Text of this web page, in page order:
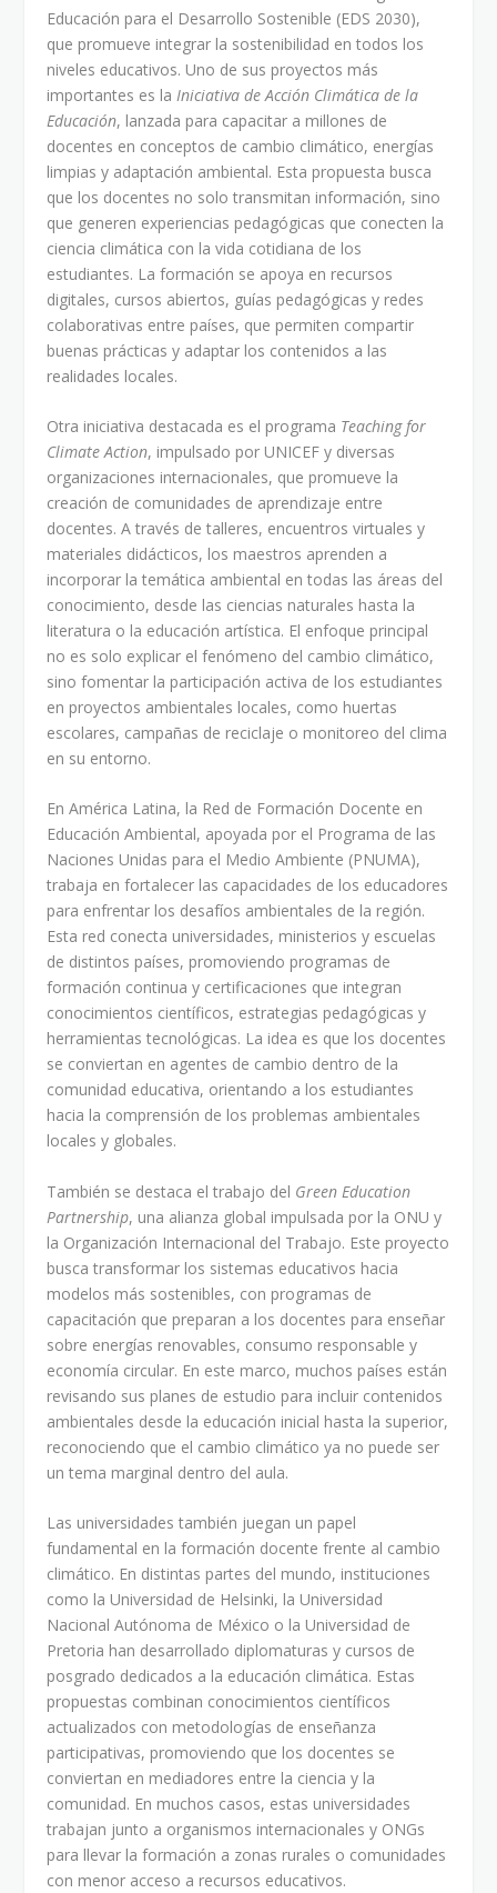
Educación para el Desarrollo Sostenible (EDS 2030),
que promueve integrar la sostenibilidad en todos los
niveles educativos. Uno de sus proyectos más
importantes es la Iniciativa de Acción Climática de la
Educación, lanzada para capacitar a millones de
docentes en conceptos de cambio climático, energías
limpias y adaptación ambiental. Esta propuesta busca
que los docentes no solo transmitan información, sino
que generen experiencias pedagógicas que conecten la
ciencia climática con la vida cotidiana de los
estudiantes. La formación se apoya en recursos
digitales, cursos abiertos, guías pedagógicas y redes
colaborativas entre países, que permiten compartir
buenas prácticas y adaptar los contenidos a las
realidades locales.
Otra iniciativa destacada es el programa Teaching for
Climate Action, impulsado por UNICEF y diversas
organizaciones internacionales, que promueve la
creación de comunidades de aprendizaje entre
docentes. A través de talleres, encuentros virtuales y
materiales didácticos, los maestros aprenden a
incorporar la temática ambiental en todas las áreas del
conocimiento, desde las ciencias naturales hasta la
literatura o la educación artística. El enfoque principal
no es solo explicar el fenómeno del cambio climático,
sino fomentar la participación activa de los estudiantes
en proyectos ambientales locales, como huertas
escolares, campañas de reciclaje o monitoreo del clima
en su entorno.
En América Latina, la Red de Formación Docente en
Educación Ambiental, apoyada por el Programa de las
Naciones Unidas para el Medio Ambiente (PNUMA),
trabaja en fortalecer las capacidades de los educadores
para enfrentar los desafíos ambientales de la región.
Esta red conecta universidades, ministerios y escuelas
de distintos países, promoviendo programas de
formación continua y certificaciones que integran
conocimientos científicos, estrategias pedagógicas y
herramientas tecnológicas. La idea es que los docentes
se conviertan en agentes de cambio dentro de la
comunidad educativa, orientando a los estudiantes
hacia la comprensión de los problemas ambientales
locales y globales.
También se destaca el trabajo del Green Education
Partnership, una alianza global impulsada por la ONU y
la Organización Internacional del Trabajo. Este proyecto
busca transformar los sistemas educativos hacia
modelos más sostenibles, con programas de
capacitación que preparan a los docentes para enseñar
sobre energías renovables, consumo responsable y
economía circular. En este marco, muchos países están
revisando sus planes de estudio para incluir contenidos
ambientales desde la educación inicial hasta la superior,
reconociendo que el cambio climático ya no puede ser
un tema marginal dentro del aula.
Las universidades también juegan un papel
fundamental en la formación docente frente al cambio
climático. En distintas partes del mundo, instituciones
como la Universidad de Helsinki, la Universidad
Nacional Autónoma de México o la Universidad de
Pretoria han desarrollado diplomaturas y cursos de
posgrado dedicados a la educación climática. Estas
propuestas combinan conocimientos científicos
actualizados con metodologías de enseñanza
participativas, promoviendo que los docentes se
conviertan en mediadores entre la ciencia y la
comunidad. En muchos casos, estas universidades
trabajan junto a organismos internacionales y ONGs
para llevar la formación a zonas rurales o comunidades
con menor acceso a recursos educativos.